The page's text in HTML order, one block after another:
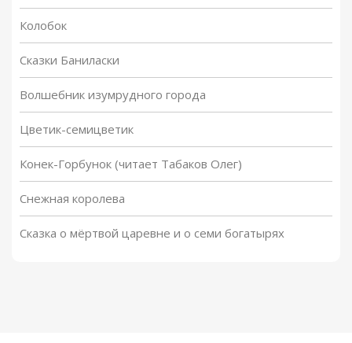
Колобок
Сказки Баниласки
Волшебник изумрудного города
Цветик-семицветик
Конек-Горбунок (читает Табаков Олег)
Снежная королева
Сказка о мёртвой царевне и о семи богатырях